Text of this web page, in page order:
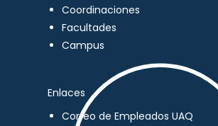
Coordinaciones
Facultades
Campus
Enlaces
Correo de Empleados UAQ